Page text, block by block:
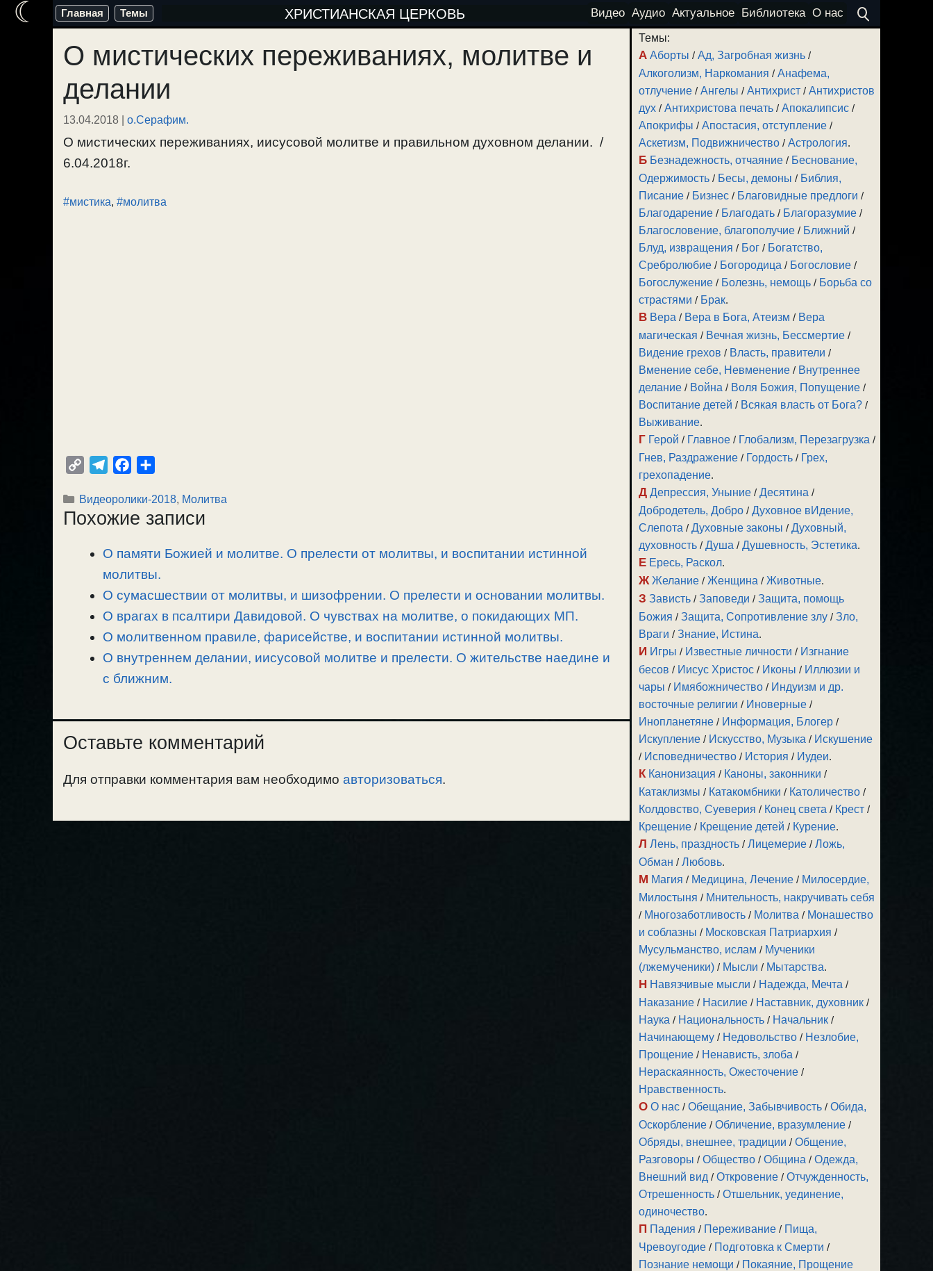
Перейти
содержимому
Главная Темы ХРИСТИАНСКАЯ ЦЕРКОВЬ Видео Аудио Актуальное Библиотека О нас
О мистических переживаниях, молитве и
делании
13.04.2018 | о.Серафим.
О мистических переживаниях, иисусовой молитве и правильном духовном делании. /
6.04.2018г.
#мистика, #молитва
p
y
l
e
r
a
m
c
e
o
o
k
п
р
в
и
т
Рубрики
Видеоролики-2018, Молитва
Похожие записи
О памяти Божией и молитве. О прелести от молитвы, и воспитании истинной
молитвы.
О сумасшествии от молитвы, и шизофрении. О прелести и основании молитвы.
О врагах в псалтири Давидовой. О чувствах на молитве, о покидающих МП.
О молитвенном правиле, фарисействе, и воспитании истинной молитвы.
О внутреннем делании, иисусовой молитве и прелести. О жительстве наедине и
с ближним.
Оставьте комментарий
Для отправки комментария вам необходимо авторизоваться.
Темы:
А Аборты /Ад, Загробная жизнь /
Алкоголизм, Наркомания /Анафема,
отлучение /Ангелы /Антихрист /Антихристов
дух /Антихристова печать /Апокалипсис /
Апокрифы /Апостасия, отступление /
Аскетизм, Подвижничество /Астрология.
Б Безнадежность, отчаяние / Беснование,
Одержимость / Бесы, демоны / Библия,
Писание / Бизнес / Благовидные предлоги /
Благодарение / Благодать / Благоразумие /
Благословение, благополучие / Ближний /
Блуд, извращения / Бог / Богатство,
Сребролюбие / Богородица / Богословие /
Богослужение / Болезнь, немощь / Борьба со
страстями / Брак.
В Вера / Вера в Бога, Атеизм / Вера
магическая / Вечная жизнь, Бессмертие /
Видение грехов / Власть, правители /
Вменение себе, Невменение / Внутреннее
делание / Война / Воля Божия, Попущение /
Воспитание детей / Всякая власть от Бога? /
Выживание.
Г Герой / Главное / Глобализм, Перезагрузка /
Гнев, Раздражение / Гордость / Грех,
грехопадение.
Д Депрессия, Уныние /Десятина /
Добродетель, Добро /Духовное вИдение,
Слепота /Духовные законы /Духовный,
духовность /Душа /Душевность, Эстетика.
Е Ересь, Раскол.
Ж Желание /Женщина /Животные.
З Зависть /Заповеди /Защита, помощь
Божия /Защита, Сопротивление злу /Зло,
Враги /Знание, Истина.
И Игры / Известные личности / Изгнание
бесов / Иисус Христос / Иконы / Иллюзии и
чары / Имябожничество / Индуизм и др.
восточные религии / Иноверные /
Инопланетяне / Информация, Блогер /
Искупление / Искусство, Музыка / Искушение
/ Исповедничество / История / Иудеи.
К Канонизация / Каноны, законники /
Катаклизмы / Катакомбники / Католичество /
Колдовство, Суеверия / Конец света / Крест /
Крещение / Крещение детей / Курение.
Л Лень, праздность /Лицемерие /Ложь,
Обман /Любовь.
М Магия / Медицина, Лечение / Милосердие,
Милостыня / Мнительность, накручивать себя
/ Многозаботливость / Молитва / Монашество
и соблазны / Московская Патриархия /
Мусульманство, ислам / Мученики
(лжемученики) / Мысли / Мытарства.
Н Навязчивые мысли / Надежда, Мечта /
Наказание / Насилие / Наставник, духовник /
Наука / Национальность / Начальник /
Начинающему / Недовольство / Незлобие,
Прощение / Ненависть, злоба /
Нераскаянность, Ожесточение /
Нравственность.
О О нас /Обещание, Забывчивость /Обида,
Оскорбление /Обличение, вразумление /
Обряды, внешнее, традиции /Общение,
Разговоры /Общество /Община /Одежда,
Внешний вид /Откровение /Отчужденность,
Отрешенность /Отшельник, уединение,
одиночество.
П Падения / Переживание / Пища,
Чревоугодие / Подготовка к Смерти /
Познание немощи / Покаяние, Прощение
☾